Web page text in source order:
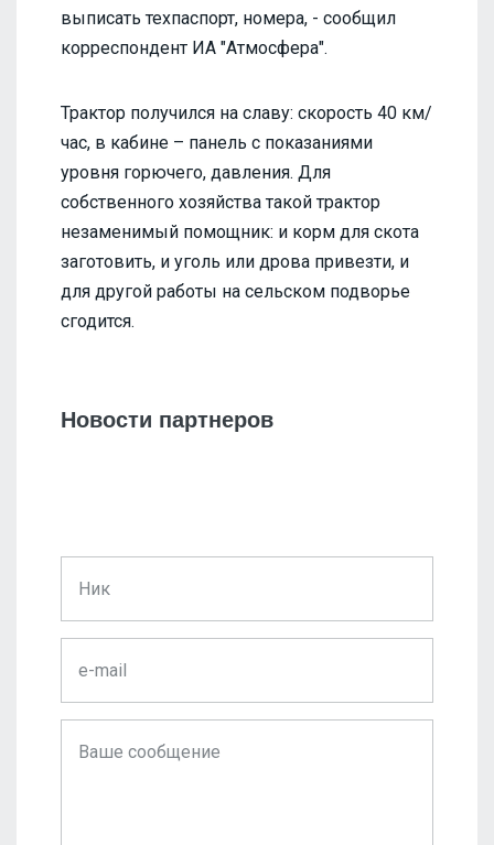
выписать техпаспорт, номера, - сообщил
корреспондент ИА "Атмосфера".
Трактор получился на славу: скорость 40 км/
час, в кабине – панель с показаниями
уровня горючего, давления. Для
собственного хозяйства такой трактор
незаменимый помощник: и корм для скота
заготовить, и уголь или дрова привезти, и
для другой работы на сельском подворье
сгодится.
Новости партнеров